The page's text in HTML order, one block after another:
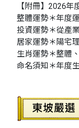
【附冊】2026年
整體運勢＊年度
投資運勢＊從產
居家運勢＊陽宅
生肖運勢＊整體
命名須知＊年度